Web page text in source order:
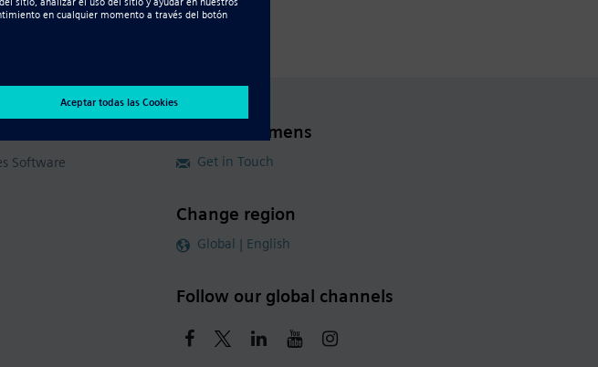
Software
Contact Siemens
Get in Touch
Change region
Global | English
Follow our global channels